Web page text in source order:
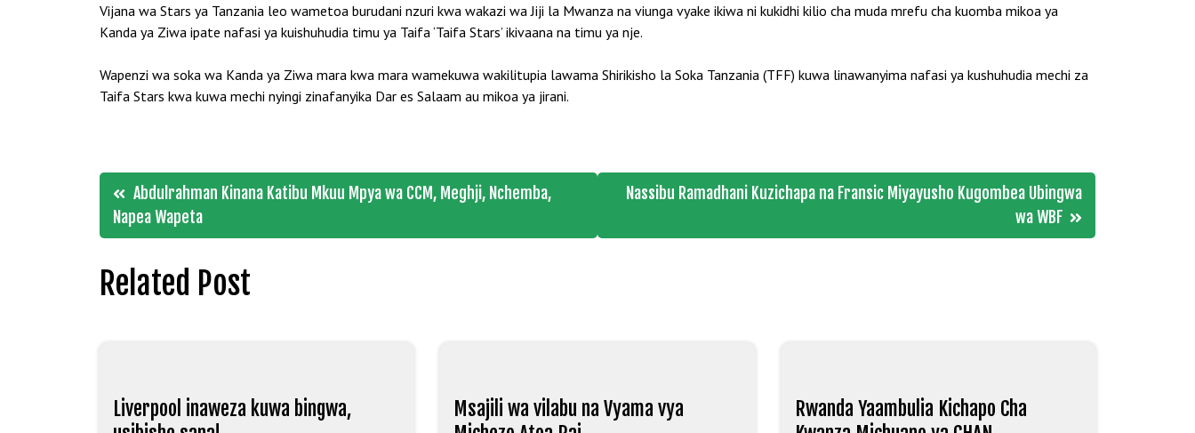
Vijana wa Stars ya Tanzania leo wametoa burudani nzuri kwa wakazi wa Jiji la Mwanza na viunga vyake ikiwa ni kukidhi kilio cha muda mrefu cha kuomba mikoa ya
Kanda ya Ziwa ipate nafasi ya kuishuhudia timu ya Taifa ‘Taifa Stars’ ikivaana na timu ya nje.
Wapenzi wa soka wa Kanda ya Ziwa mara kwa mara wamekuwa wakilitupia lawama Shirikisho la Soka Tanzania (TFF) kuwa linawanyima nafasi ya kushuhudia mechi za
Taifa Stars kwa kuwa mechi nyingi zinafanyika Dar es Salaam au mikoa ya jirani.
Post
navigation
Abdulrahman Kinana Katibu Mkuu Mpya wa CCM, Meghji, Nchemba,
Napea Wapeta
Nassibu Ramadhani Kuzichapa na Fransic Miyayusho Kugombea Ubingwa
wa WBF
Related Post
Liverpool inaweza kuwa bingwa,
Msajili wa vilabu na Vyama vya
Rwanda Yaambulia Kichapo Cha